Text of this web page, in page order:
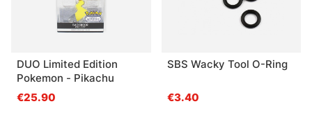
DUO Limited Edition
Pokemon - Pikachu
€25.90
SBS Wacky Tool O-Ring
€3.40